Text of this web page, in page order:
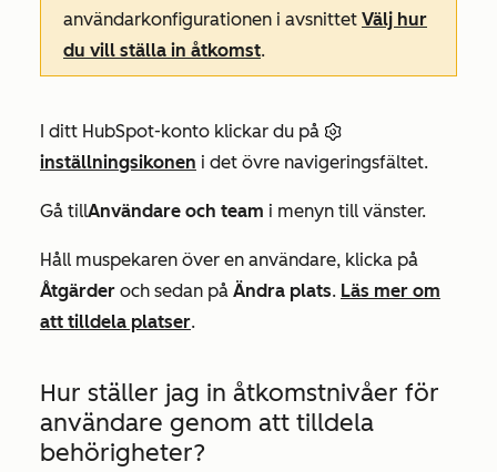
användarkonfigurationen i avsnittet Välj hur
du vill ställa in åtkomst.
I ditt HubSpot-konto klickar du på
inställningsikonen i det övre navigeringsfältet.
Gå tillAnvändare och team i menyn till vänster.
Håll muspekaren över en användare, klicka på
Åtgärder och sedan på Ändra plats. Läs mer om
att tilldela platser.
Hur ställer jag in åtkomstnivåer för
användare genom att tilldela
behörigheter?